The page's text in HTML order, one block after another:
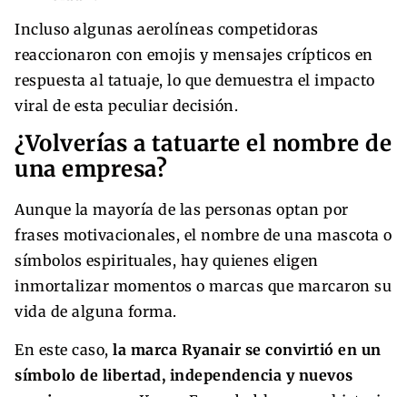
Incluso algunas aerolíneas competidoras
reaccionaron con emojis y mensajes crípticos en
respuesta al tatuaje, lo que demuestra el impacto
viral de esta peculiar decisión.
¿Volverías a tatuarte el nombre de
una empresa?
Aunque la mayoría de las personas optan por
frases motivacionales, el nombre de una mascota o
símbolos espirituales, hay quienes eligen
inmortalizar momentos o marcas que marcaron su
vida de alguna forma.
En este caso, la marca Ryanair se convirtió en un
símbolo de libertad, independencia y nuevos